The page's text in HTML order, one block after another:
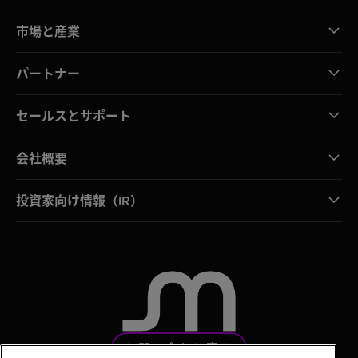
市場と産業
パートナー
セールスとサポート
会社概要
投資家向け情報（IR）
お問い合わせ窓口